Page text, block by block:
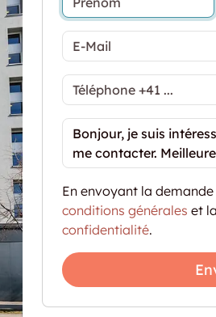
!"prochaine pour "Dépôt
En envoyant la
conditions générales et la
confidentialité.